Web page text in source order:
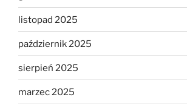
listopad 2025
październik 2025
sierpień 2025
marzec 2025